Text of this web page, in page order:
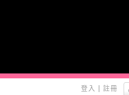
登入 | 註冊